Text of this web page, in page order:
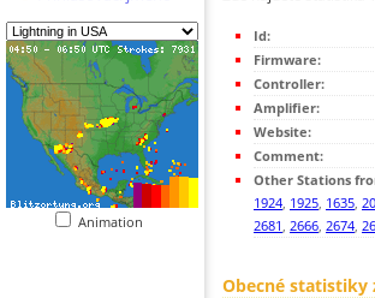
Animation
Id:
Firmware:
Controller:
Amplifier:
Website:
Comment:
Other Stations
1924, 1925, 1635,
2681, 2666, 2674,
Obecné statistiky